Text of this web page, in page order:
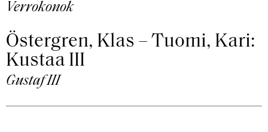
Verrokonok
Östergren, Klas – Tuomi, Kari:
Kustaa III
Gustaf III